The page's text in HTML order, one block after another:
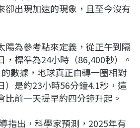
卻出現加速的現象，且至今沒有
陽為參考點來定義，從正午到隔
，標準為24小時（86,400秒）。
數據，地球真正自轉一圈相對
）是約23小時56分鐘4.1秒，這
比前一天提早約四分鐘升起。
指出，科學家預測，2025年有